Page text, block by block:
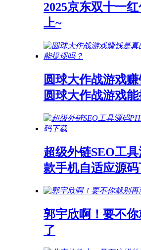
2025京东双十一
上~
圆球大作战游戏
圆球大作战游戏能
超级外链SEO工
款手机自适应源
郭宇欣啊！要不
了